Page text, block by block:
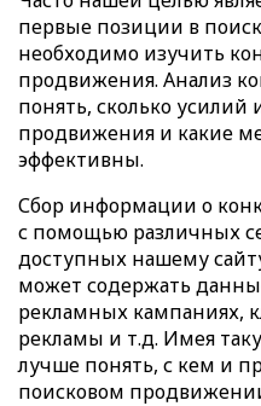
первые позиции в
необходимо изучить
продвижения. Анализ
понять, сколько усилий
продвижения и какие
эффективны.
Сбор информации о
с помощью различных
доступных нашему
может содержать
рекламных кампаниях,
рекламы и т.д. Имея
лучше понять, с кем и
поисковом